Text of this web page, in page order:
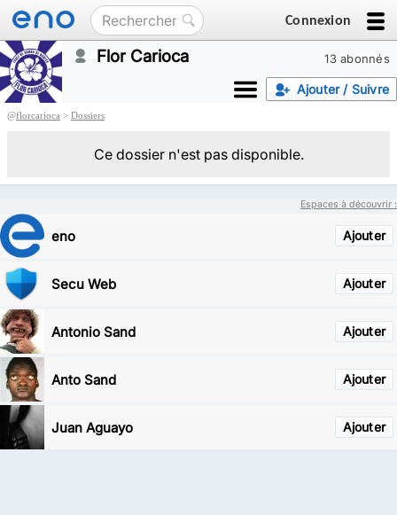
Connexion
13 abonnés
Flor Carioca
Ajouter / Suivre
@florcarioca > Dossiers
Ce dossier n'est pas disponible.
Espaces à découvrir :
Ajouter
eno
Ajouter
Secu Web
Ajouter
Antonio Sand
Ajouter
Anto Sand
Ajouter
Juan Aguayo